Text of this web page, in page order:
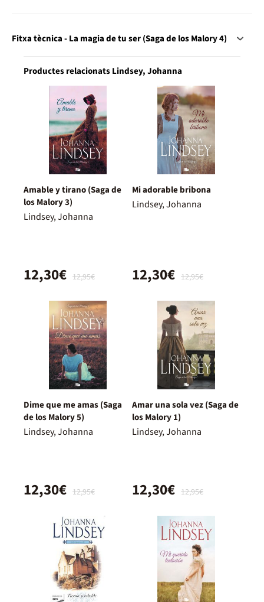
Fitxa tècnica - La magia de tu ser (Saga de los Malory 4)
Productes relacionats Lindsey, Johanna
Amable y tirano (Saga de
los Malory 3)
Lindsey, Johanna
12,95€
12,30€
Mi adorable bribona
Lindsey, Johanna
12,95€
12,30€
Dime que me amas (Saga
de los Malory 5)
Lindsey, Johanna
12,95€
12,30€
Amar una sola vez (Saga de
los Malory 1)
Lindsey, Johanna
12,95€
12,30€